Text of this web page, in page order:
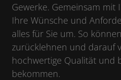
Gewerke. Gemeinsam
Ihre Wünsche und
alles für Sie um. So
zurücklehnen und darauf
hochwertige Qualität und
bekommen.